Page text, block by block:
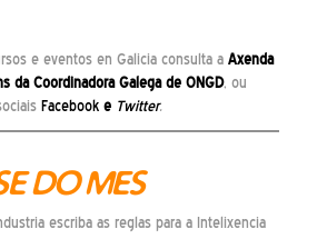
e eventos en Galicia consulta a Axenda
da Coordinadora Galega de ONGD, ou
Facebooke Twitter.
DO MES
escriba as reglas para a Intelixencia